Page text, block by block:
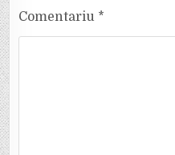
Comentariu *